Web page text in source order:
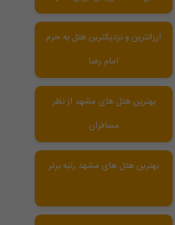
ارزانترین و نزدیکترین هتل به حرم
امام رضا
بهترین هتل های مشهد از نظر
مسافران
بهترین هتل های مشهد رتبه برتر